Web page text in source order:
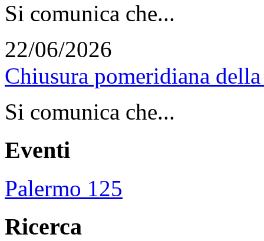
Si comunica che...
22/06/2026
Chiusura pomeridiana
Si comunica che...
Eventi
Palermo 125
Ricerca